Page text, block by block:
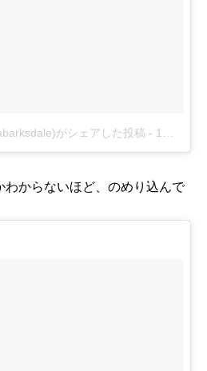
がシェアした投稿 - 1月 1, 2018 at 9:03午前 PST
わからないほど、のめり込んで